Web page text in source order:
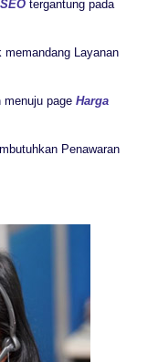
tergantung pada
Layanan
menuju page Harga
Penawaran